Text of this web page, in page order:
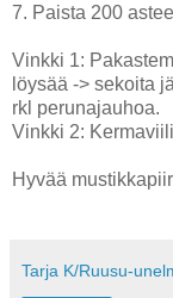
7. Paista 200
Vinkki 1:
löysää -> sekoita
rkl perunajauhoa.
Vinkki 2:
Hyvää
Tarja K/Ruusu-